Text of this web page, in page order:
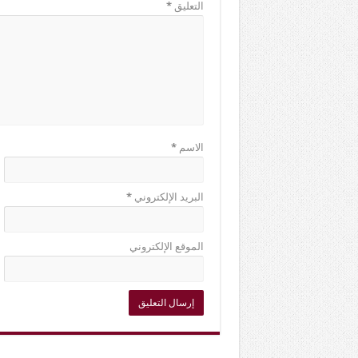
التعليق*
الاسم*
البريد الإلكتروني*
الموقع الإلكتروني